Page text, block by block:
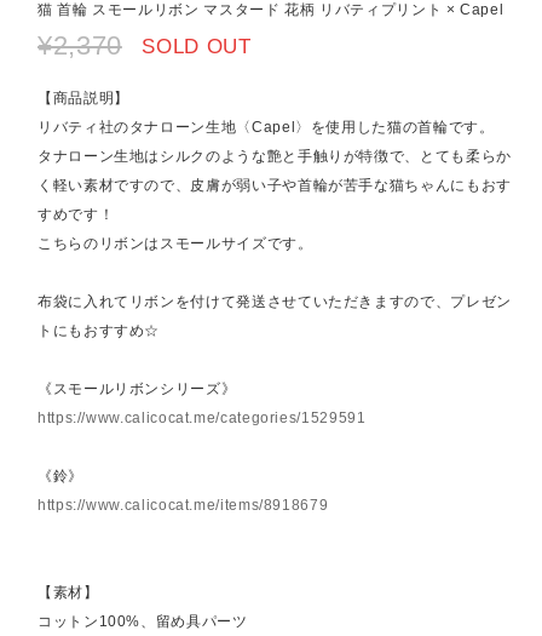
猫 首輪 スモールリボン マスタード 花柄 リバティプリント × Capel
¥2,370 SOLD OUT
【商品説明】
リバティ社のタナローン生地〈Capel〉を使用した猫の首輪です。
タナローン生地はシルクのような艶と手触りが特徴で、とても柔らか
く軽い素材ですので、皮膚が弱い子や首輪が苦手な猫ちゃんにもおす
すめです！
こちらのリボンはスモールサイズです。
布袋に入れてリボンを付けて発送させていただきますので、プレゼン
トにもおすすめ☆
《スモールリボンシリーズ》
https://www.calicocat.me/categories/1529591
《鈴》
https://www.calicocat.me/items/8918679
【素材】
コットン100%、留め具パーツ